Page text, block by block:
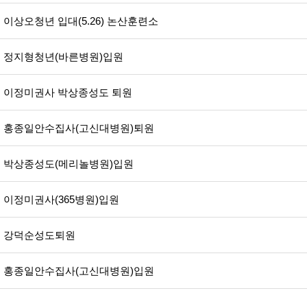
이상오청년 입대(5.26) 논산훈련소
정지형청년(바른병원)입원
이정미권사 박상종성도 퇴원
홍종일안수집사(고신대병원)퇴원
박상종성도(메리놀병원)입원
이정미권사(365병원)입원
강덕순성도퇴원
홍종일안수집사(고신대병원)입원